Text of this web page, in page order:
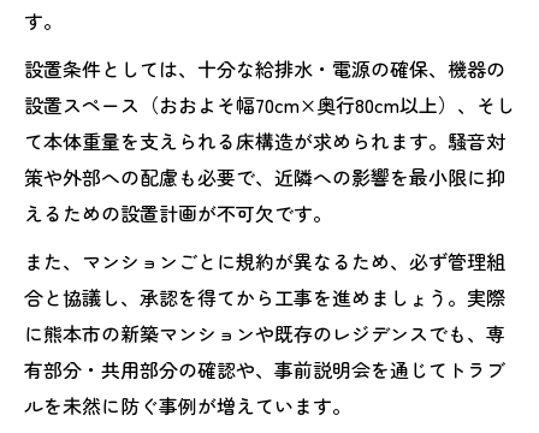
す。
設置条件としては、十分な給排水・電源の確保、機器の
設置スペース（おおよそ幅70cm×奥行80cm以上）、そし
て本体重量を支えられる床構造が求められます。騒音対
策や外部への配慮も必要で、近隣への影響を最小限に抑
えるための設置計画が不可欠です。
また、マンションごとに規約が異なるため、必ず管理組
合と協議し、承認を得てから工事を進めましょう。実際
に熊本市の新築マンションや既存のレジデンスでも、専
有部分・共用部分の確認や、事前説明会を通じてトラブ
ルを未然に防ぐ事例が増えています。